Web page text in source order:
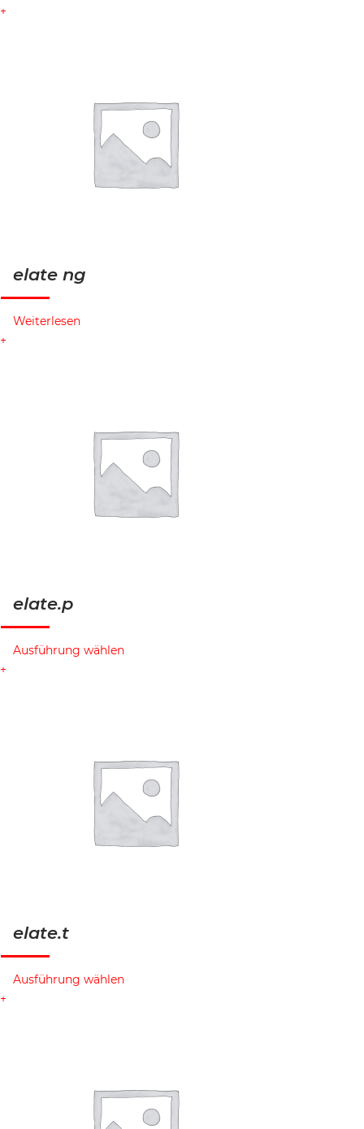
elate ng
Weiterlesen
elate.p
Ausführung wählen
elate.t
Ausführung wählen